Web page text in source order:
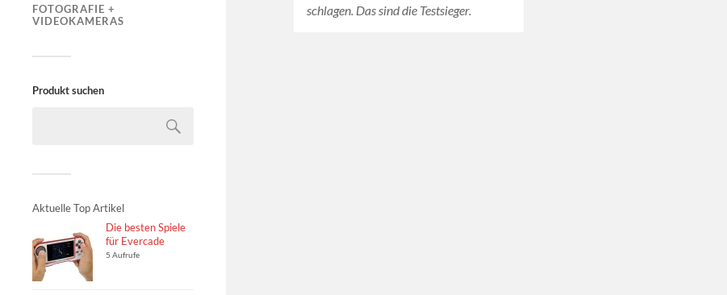
FOTOGRAFIE +
VIDEOKAMERAS
Produkt suchen
Aktuelle Top Artikel
Die besten Spiele
für Evercade
5 Aufrufe
schlagen. Das sind die Testsieger.